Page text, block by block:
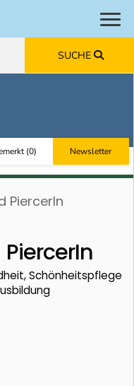
SUCHE
(0) Newsletter
PiercerIn
Schönheitspflege